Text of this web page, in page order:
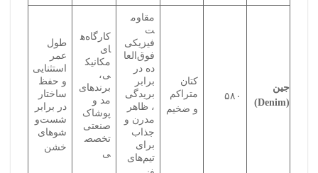
جین
(Denim)
۵۸۰
کتان
متراکم
و ضخیم
مقاوم
ت
فیزیکی
فوق‌العا
ده در
برابر
بریدگی
، ظاهر
مدرن و
جذاب
برای
تیم‌های
کارگاه‌ه
ای
مکانیک
ی،
برندهای
مد و
پوشاک
صنعتی
تخصص
ی
طول
عمر
استثنایی
و حفظ
ساختار
در برابر
شست‌و
شوهای
خشن